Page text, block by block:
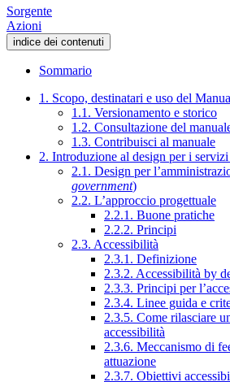
Sorgente
Azioni
indice dei contenuti
Sommario
1. Scopo, destinatari e uso del
1.1. Versionamento e storico
1.2. Consultazione del
1.3. Contribuisci al manuale
2. Introduzione al design per i
2.1. Design per
government)
2.2. L’approccio progettuale
2.2.1. Buone pratiche
2.2.2. Principi
2.3. Accessibilità
2.3.1. Definizione
2.3.2. Accessibilità by
2.3.3. Principi per
2.3.4. Linee guida e
2.3.5. Come rilasciare
accessibilità
2.3.6. Meccanismo di
attuazione
2.3.7. Obiettivi